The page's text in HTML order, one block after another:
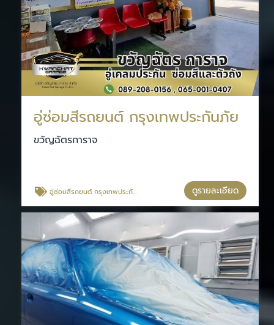
อู่ซ่อมสีรถยนต์ กรุงเทพประกันภัย
ขวัญฉัตรการาจ
อู่ซ่อมสีรถยนต์ กรุงเทพประกันภัย ดูรายละเอียด